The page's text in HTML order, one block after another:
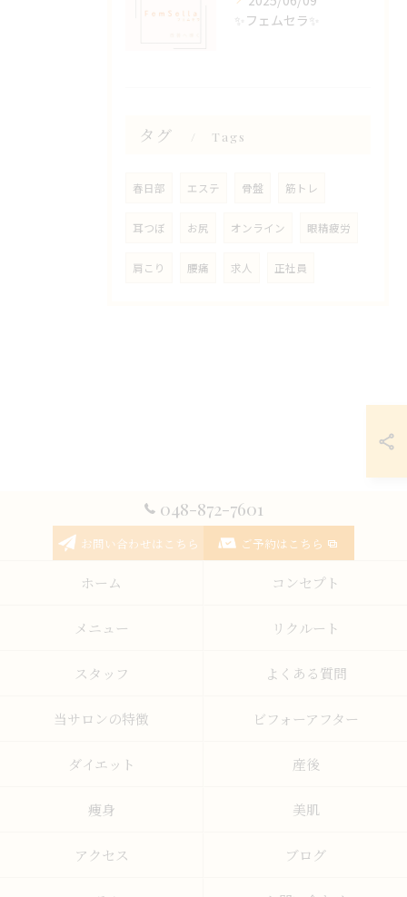
✨フェムセラ✨
タグ Tags
春日部 エステ 骨盤 筋トレ
耳つぼ お尻 オンライン 眼精疲労
肩こり 腰痛 求人 正社員
048-872-7601
お問い合わせはこちら ご予約はこちら
ホーム コンセプト
メニュー リクルート
スタッフ よくある質問
当サロンの特徴 ビフォーアフター
ダイエット 産後
痩身 美肌
アクセス ブログ